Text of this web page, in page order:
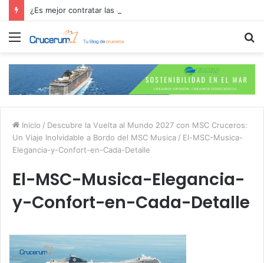
Menú
Inicio / Descubre la Vuelta al Mundo 2027 con MSC Cruceros:
Un Viaje Inolvidable a Bordo del MSC Musica / El-MSC-Musica-
Elegancia-y-Confort-en-Cada-Detalle
El-MSC-Musica-Elegancia-
y-Confort-en-Cada-Detalle